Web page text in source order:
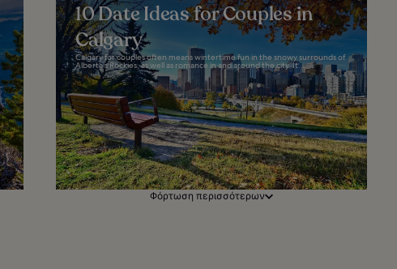
10 Date Ideas for Couples in
Calgary
Calgary for couples often means wintertime fun in the snowy surrounds of
Alberta’s Rockies, as well as romance in and around the city. It...
Φόρτωση περισσότερων